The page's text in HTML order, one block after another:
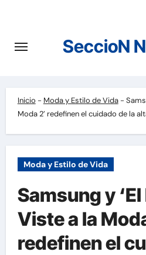
contenido
SeccioN
Inicio - Moda y Estilo de Vida-
Moda 2’ redefinen el cuidado de la
Moda y Estilo de Vida
Samsung y
Viste a la
redefinen el